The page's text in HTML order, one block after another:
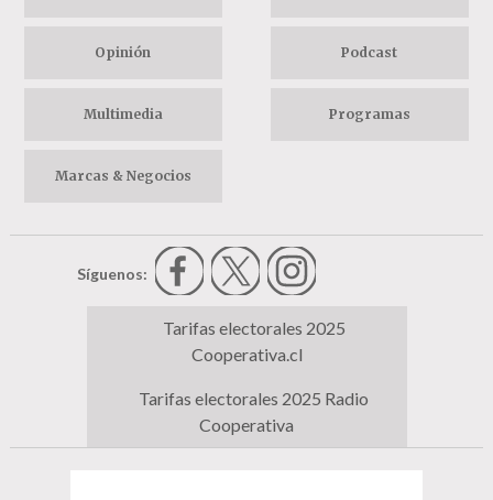
Opinión Podcast
Multimedia Programas
Marcas & Negocios
Síguenos:
Tarifas electorales 2025
Cooperativa.cl
Tarifas electorales 2025 Radio
Cooperativa